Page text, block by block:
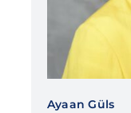
Ayaan Güls